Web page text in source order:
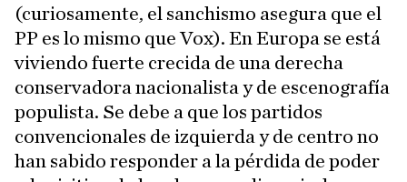
(curiosamente, el sanchismo asegura que el
PP es lo mismo que Vox). En Europa se está
viviendo fuerte crecida de una derecha
conservadora nacionalista y de escenografía
populista. Se debe a que los partidos
convencionales de izquierda y de centro no
han sabido responder a la pérdida de poder